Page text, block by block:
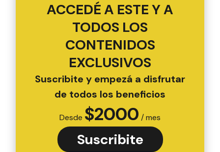
ACCEDÉ A ESTE Y A
TODOS LOS
CONTENIDOS
EXCLUSIVOS
Suscribite y empezá a disfrutar
de todos los beneficios
Desde $2000 / mes
Suscribite